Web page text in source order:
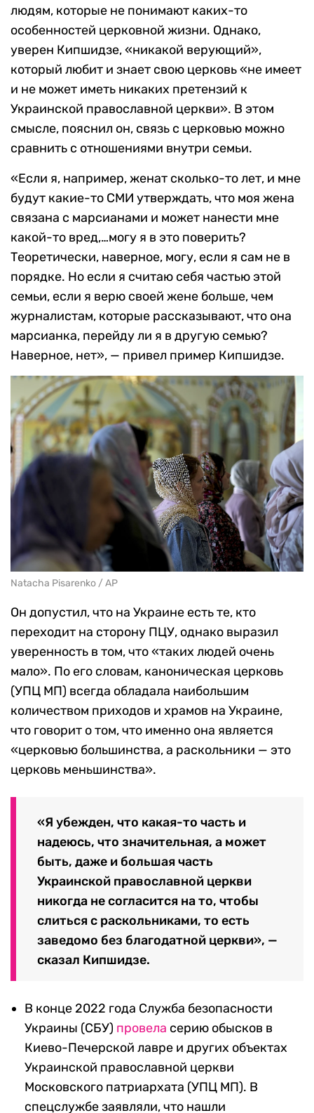
людям, которые не понимают каких-то
особенностей церковной жизни. Однако,
уверен Кипшидзе, «никакой верующий»,
который любит и знает свою церковь «не имеет
и не может иметь никаких претензий к
Украинской православной церкви». В этом
смысле, пояснил он, связь с церковью можно
сравнить с отношениями внутри семьи.
«Если я, например, женат сколько-то лет, и мне
будут какие-то СМИ утверждать, что моя жена
связана с марсианами и может нанести мне
какой-то вред,…могу я в это поверить?
Теоретически, наверное, могу, если я сам не в
порядке. Но если я считаю себя частью этой
семьи, если я верю своей жене больше, чем
журналистам, которые рассказывают, что она
марсианка, перейду ли я в другую семью?
Наверное, нет», — привел пример Кипшидзе.
Natacha Pisarenko / AP
Он допустил, что на Украине есть те, кто
переходит на сторону ПЦУ, однако выразил
уверенность в том, что «таких людей очень
мало». По его словам, каноническая церковь
(УПЦ МП) всегда обладала наибольшим
количеством приходов и храмов на Украине,
что говорит о том, что именно она является
«церковью большинства, а раскольники — это
церковь меньшинства».
«Я убежден, что какая-то часть и
надеюсь, что значительная, а может
быть, даже и большая часть
Украинской православной церкви
никогда не согласится на то, чтобы
слиться с раскольниками, то есть
заведомо без благодатной церкви», —
сказал Кипшидзе.
В конце 2022 года Служба безопасности
Украины (СБУ) провела серию обысков в
Киево-Печерской лавре и других объектах
Украинской православной церкви
Московского патриархата (УПЦ МП). В
спецслужбе заявляли, что нашли